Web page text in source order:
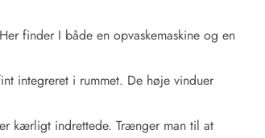
finder I både en opvaskemaskine og en
integreret i rummet. De høje vinduer
kærligt indrettede. Trænger man til at